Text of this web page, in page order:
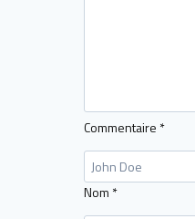
Commentaire *
Nom *